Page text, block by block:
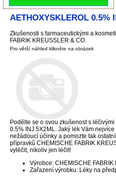
AETHOXYSKLEROL 0.5%
Zkušenosti s farmaceutickými a
FABRIK KREUSSLER & CO.
Pro větší náhled klikněte na obrázek
Podělte se o svou zkušenost s
0.5% INJ 5X2ML. Jaký lék Vám
nežádoucí účinky a pomozte tak
přípravků CHEMISCHE FABRIK
vyléčit, nikoliv jen léčit!
Výrobce: CHEMISCHE FABRIK
Zařazení výrobku: Léky na